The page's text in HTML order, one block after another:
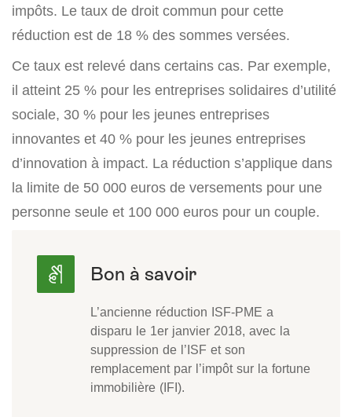
impôts. Le taux de droit commun pour cette
réduction est de 18 % des sommes versées.
Ce taux est relevé dans certains cas. Par exemple,
il atteint 25 % pour les entreprises solidaires d’utilité
sociale, 30 % pour les jeunes entreprises
innovantes et 40 % pour les jeunes entreprises
d’innovation à impact. La réduction s’applique dans
la limite de 50 000 euros de versements pour une
personne seule et 100 000 euros pour un couple.
L’ancienne réduction ISF-PME a
disparu le 1er janvier 2018, avec la
suppression de l’ISF et son
remplacement par l’impôt sur la fortune
immobilière (IFI).